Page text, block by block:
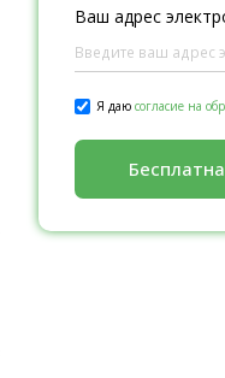
Ваш адрес
Я даю согласие на